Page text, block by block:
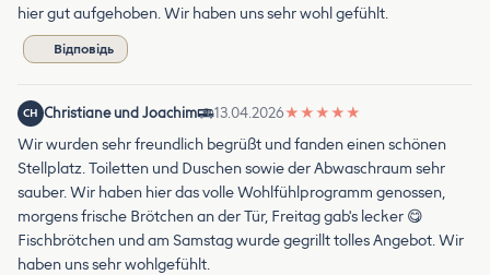
hier gut aufgehoben. Wir haben uns sehr wohl gefühlt.
Відповідь
CH Christiane und Joachim 13.04.2026★ ★ ★ ★ ★
Wir wurden sehr freundlich begrüßt und fanden einen schönen
Stellplatz. Toiletten und Duschen sowie der Abwaschraum sehr
sauber. Wir haben hier das volle Wohlfühlprogramm genossen,
morgens frische Brötchen an der Tür, Freitag gab's lecker 😋
Fischbrötchen und am Samstag wurde gegrillt tolles Angebot. Wir
haben uns sehr wohlgefühlt.